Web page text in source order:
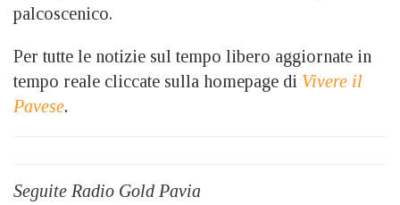
palcoscenico.
Per tutte le notizie sul tempo libero aggiornate in
tempo reale cliccate sulla homepage di Vivere il
Pavese.
Seguite Radio Gold Pavia